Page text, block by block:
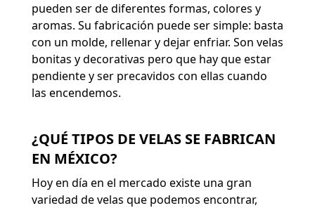
pueden ser de diferentes formas, colores y
aromas. Su fabricación puede ser simple: basta
con un molde, rellenar y dejar enfriar. Son velas
bonitas y decorativas pero que hay que estar
pendiente y ser precavidos con ellas cuando
las encendemos.
¿QUÉ TIPOS DE VELAS SE FABRICAN
EN MÉXICO?
Hoy en día en el mercado existe una gran
variedad de velas que podemos encontrar,